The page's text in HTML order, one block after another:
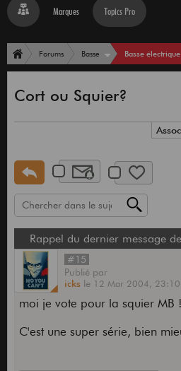
Marques Topics Pro
Forums Basse Basse électrique
Cort ou Squier?
Rappel du dernier message
#15
Publié par
icks le 12 Mar 2004, 23:10
moi je vote pour la squier MB !
C'est une super série, bien